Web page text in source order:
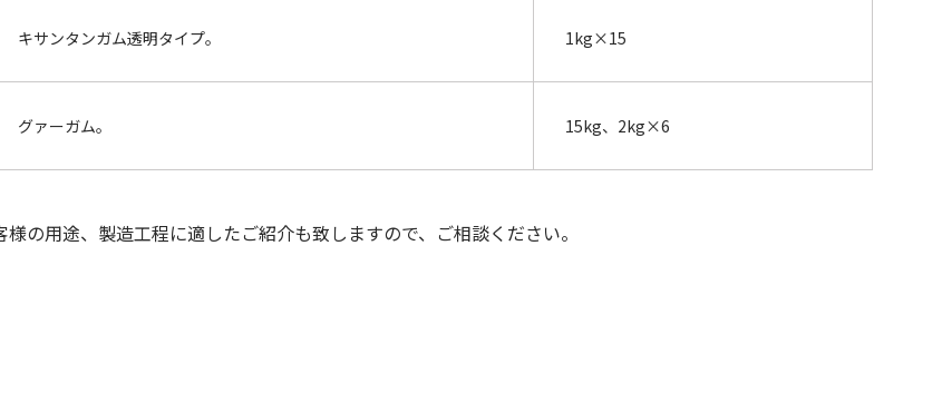
キサンタンガム透明タイプ。 1kg×15
グァーガム。 15kg、2kg×6
の用途、製造工程に適したご紹介も致しますので、ご相談ください。